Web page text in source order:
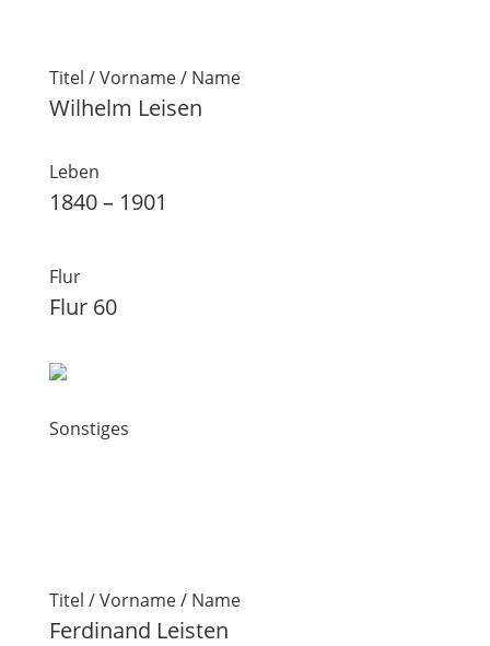
Titel / Vorname / Name
Wilhelm Leisen
Leben
1840 – 1901
Flur
Flur 60
Sonstiges
Titel / Vorname / Name
Ferdinand Leisten